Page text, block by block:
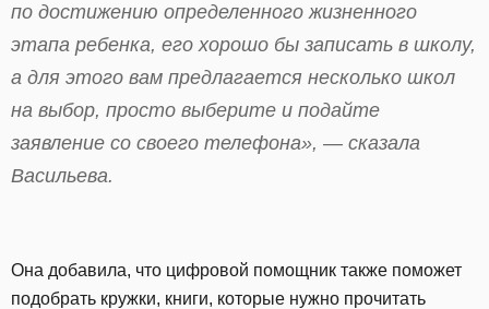
по достижению определенного жизненного
этапа ребенка, его хорошо бы записать в школу,
а для этого вам предлагается несколько школ
на выбор, просто выберите и подайте
заявление со своего телефона», — сказала
Васильева.
Она добавила, что цифровой помощник также поможет
подобрать кружки, книги, которые нужно прочитать